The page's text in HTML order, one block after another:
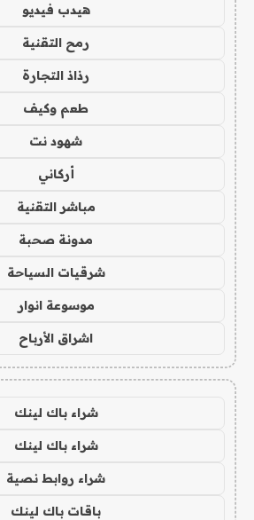
هيدب فيديو
رمح التقنية
رذاذ التجارة
طعم وكيف
شهود نت
أركاني
مباشر التقنية
مدونة صحبة
شرقيات السياحة
موسوعة انوار
اشراق الأرباح
شراء باك لينك
شراء باك لينك
شراء روابط نصية
باقات باك لينك